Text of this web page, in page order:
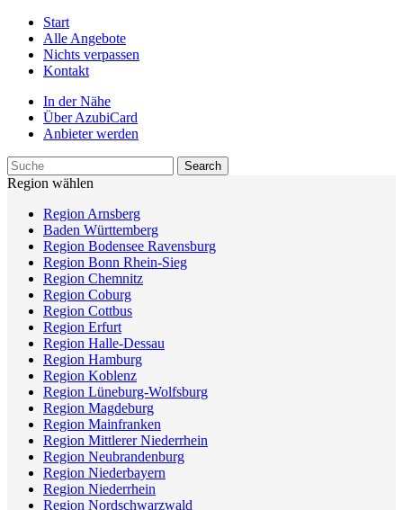
Start
Alle Angebote
Nichts verpassen
Kontakt
In der Nähe
Über AzubiCard
Anbieter werden
Region wählen
Region Arnsberg
Baden Württemberg
Region Bodensee Ravensburg
Region Bonn Rhein-Sieg
Region Chemnitz
Region Coburg
Region Cottbus
Region Erfurt
Region Halle-Dessau
Region Hamburg
Region Koblenz
Region Lüneburg-Wolfsburg
Region Magdeburg
Region Mainfranken
Region Mittlerer Niederrhein
Region Neubrandenburg
Region Niederbayern
Region Niederrhein
Region Nordschwarzwald